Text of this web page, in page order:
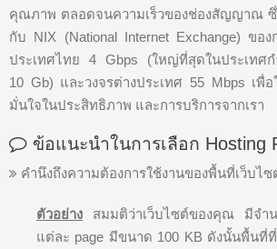
คุณภาพ ตลอดจนความเร็วของช่องสัญญาณ ซึ่
กับ NIX (National Internet Exchange) ของ
ประเทศไทย 4 Gbps (ใหญ่ที่สุดในประเทศก
10 Gb) และวงจรต่างประเทศ 55 Mbps เพื่
มั่นใจในประสิทธิภาพ และการบริการจากเรา
ข้อแนะนำในการเลือก Hosting
คำนึงถึงความต้องการใช้งานของพื้นที่เว็บไซ
ตัวอย่าง สมมติว่าเว็บไซต์ของคุณ มีจำ
แต่ละ page มีขนาด 100 KB ดังนั้นพื้นที่ที่